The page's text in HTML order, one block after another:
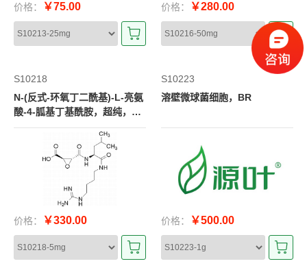
价格： ￥75.00 价格： ￥280.00
S10218
N-(反式-环氧丁二酰基)-L-亮氨
酸-4-胍基丁基酰胺，超纯，9
8%
价格： ￥330.00
S10223
溶壁微球菌细胞，BR
价格： ￥500.00